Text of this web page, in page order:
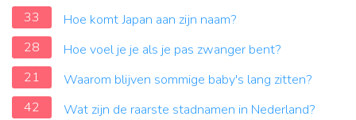
33
Hoe komt Japan aan zijn naam?
28
Hoe voel je je als je pas zwanger bent?
21
Waarom blijven sommige baby's lang zitten?
42
Wat zijn de raarste stadnamen in Nederland?